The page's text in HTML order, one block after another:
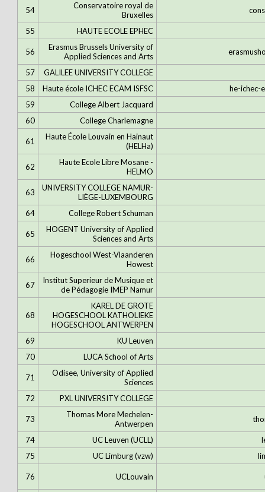
54
Conservatoire royal de
Bruxelles
55 HAUTE ECOLE EPHEC
56
Erasmus Brussels University of
Applied Sciences and Arts
57
GALILEE UNIVERSITY COLLEGE
58
Haute école ICHEC ECAM ISFSC
he-ichec-
59
College Albert Jacquard
60
College Charlemagne
61
Haute École Louvain en Hainaut
(HELHa)
62
Haute Ecole Libre Mosane -
HELMO
63
UNIVERSITY COLLEGE NAMUR-
LIÈGE-LUXEMBOURG
64
College Robert Schuman
65
HOGENT University of Applied
Sciences and Arts
66
Hogeschool West-Vlaanderen
Howest
67
Institut Superieur de Musique et
de Pédagogie IMEP Namur
68
KAREL DE GROTE
HOGESCHOOL KATHOLIEKE
HOGESCHOOL ANTWERPEN
69
KU Leuven
70
LUCA School of Arts
71
Odisee, University of Applied
Sciences
72
PXL UNIVERSITY COLLEGE
73
Thomas More Mechelen-
Antwerpen
74 UC Leuven (UCLL)
75
UC Limburg (vzw)
76 UCLouvain